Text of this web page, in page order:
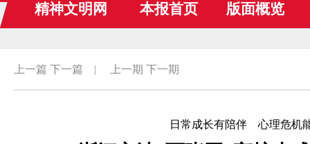
精神文明网 本报首页 版面概览
上一篇 下一篇 | 上一期 下一期
日常成长有陪伴 心理危机